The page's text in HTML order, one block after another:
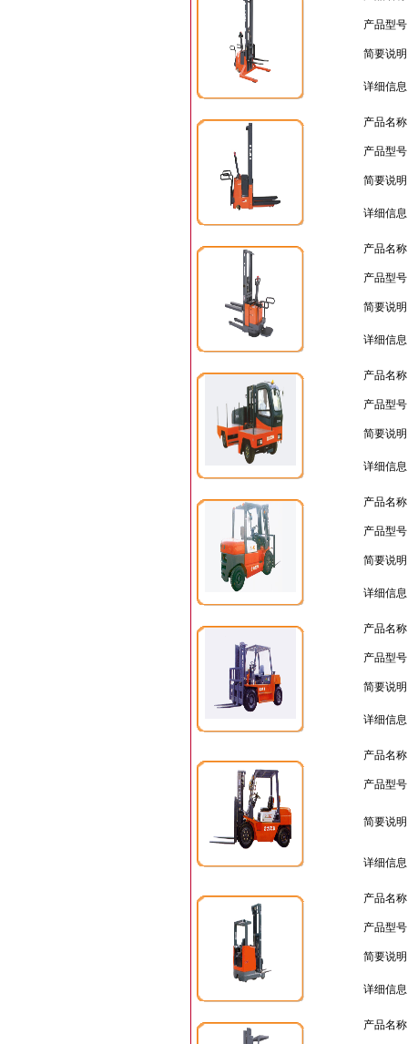
产品型号
简要说明
详细信息
产品名称
产品型号
简要说明
详细信息
产品名称
产品型号
简要说明
详细信息
产品名称
产品型号
简要说明
详细信息
产品名称
产品型号
简要说明
详细信息
产品名称
产品型号
简要说明
详细信息
产品名称
产品型号
简要说明
详细信息
产品名称
产品型号
简要说明
详细信息
产品名称